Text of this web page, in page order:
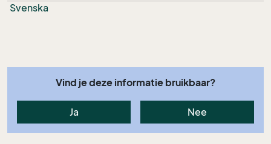
Svenska
Vind je deze informatie bruikbaar?
Ja Nee